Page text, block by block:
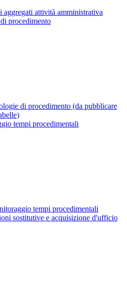
aggregati attività amministrativa
procedimento
di procedimento (da pubblicare
tempi procedimentali
tempi procedimentali
sostitutive e acquisizione d'ufficio